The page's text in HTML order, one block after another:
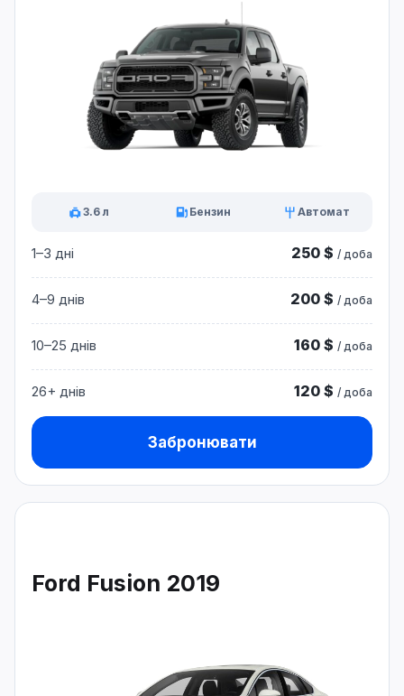
3.6 л Бензин Автомат
1–3 дні 250 $ / доба
4–9 днів 200 $ / доба
10–25 днів 160 $ / доба
26+ днів 120 $ / доба
Забронювати
Ford Fusion 2019